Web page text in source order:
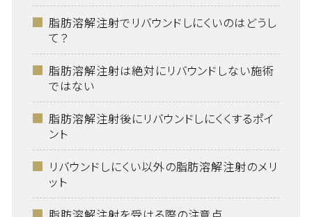
脂肪溶解注射でリバウンドしにくいのはどうし
て？
脂肪溶解注射は絶対にリバウンドしない施術
ではない
脂肪溶解注射後にリバウンドしにくくするポイ
ント
リバウンドしにくい以外の脂肪溶解注射のメリ
ット